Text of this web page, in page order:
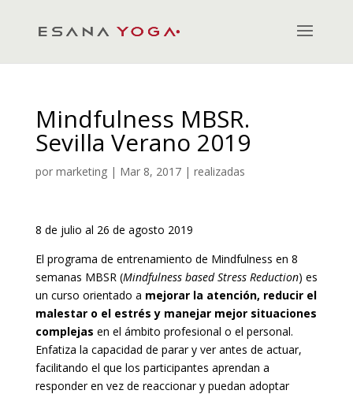
Mindfulness MBSR.
Sevilla Verano 2019
por marketing| Mar 8, 2017| realizadas
8 de julio al 26 de agosto 2019
El programa de entrenamiento de Mindfulness en 8
semanas MBSR (Mindfulness based Stress Reduction) es
un curso orientado a mejorar la atención, reducir el
malestar o el estrés y manejar mejor situaciones
complejas en el ámbito profesional o el personal.
Enfatiza la capacidad de parar y ver antes de actuar,
facilitando el que los participantes aprendan a
responder en vez de reaccionar y puedan adoptar